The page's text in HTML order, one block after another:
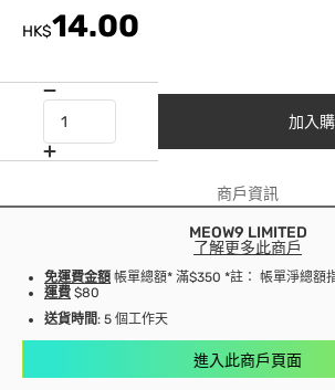
HK$14.00
加入
商戶資訊
MEOW9 LIMITED
了解更多此商戶
免運費金額 帳單總額* 滿$350 *註： 帳單淨總額
運費 $80
送貨時間: 5 個工作天
進入此商戶頁面